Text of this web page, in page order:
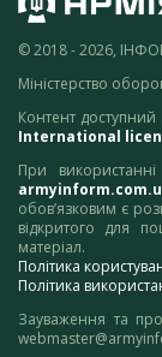
© 2018 - 2026,
Міністерство
Контент доступний
International
При
обов’язковим є
відкритого для
матеріал.
Політика
Політика
Зауваження та